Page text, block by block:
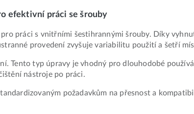
efektivní práci se šrouby
práci s vnitřními šestihrannými šrouby. Díky
provedení zvyšuje variabilitu použití a šetří
Tento typ úpravy je vhodný pro dlouhodobé
nástroje po práci.
požadavkům na přesnost a